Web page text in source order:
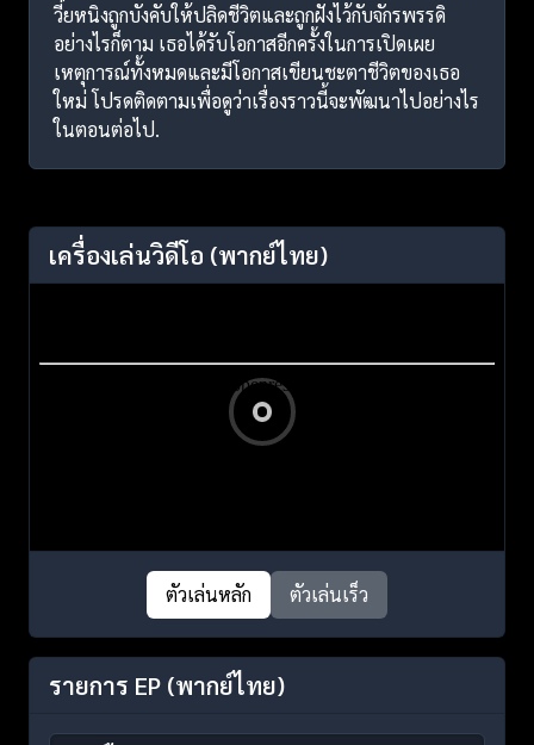
วี่ยหนิงถูกบังคับให้ปลิดชีวิตและถูกฝังไว้กับจักรพรรดิ
อย่างไรก็ตาม เธอได้รับโอกาสอีกครั้งในการเปิดเผย
เหตุการณ์ทั้งหมดและมีโอกาสเขียนชะตาชีวิตของเธอ
ใหม่ โปรดติดตามเพื่อดูว่าเรื่องราวนี้จะพัฒนาไปอย่างไร
ในตอนต่อไป.
เครื่องเล่นวิดีโอ (พากย์ไทย)
ตัวเล่นหลัก ตัวเล่นเร็ว
รายการ EP (พากย์ไทย)